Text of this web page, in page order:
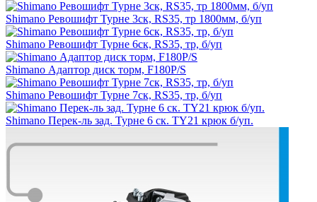
Shimano Ревошифт Турне 3ск, RS35, тр 1800мм, б/уп
Shimano Ревошифт Турне 6ск, RS35, тр, б/уп
Shimano Адаптор диск торм, F180P/S
Shimano Ревошифт Турне 7ск, RS35, тр, б/уп
Shimano Перек-ль зад. Турне 6 ск. TY21 крюк б/уп.